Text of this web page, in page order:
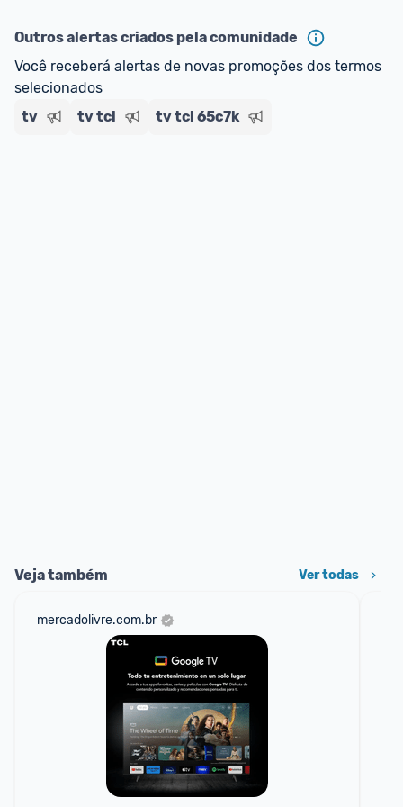
Outros alertas criados pela comunidade
Você receberá alertas de novas promoções dos termos
selecionados
tv
tv tcl tv tcl 65c7k
Veja também Ver todas
mercadolivre.com.br